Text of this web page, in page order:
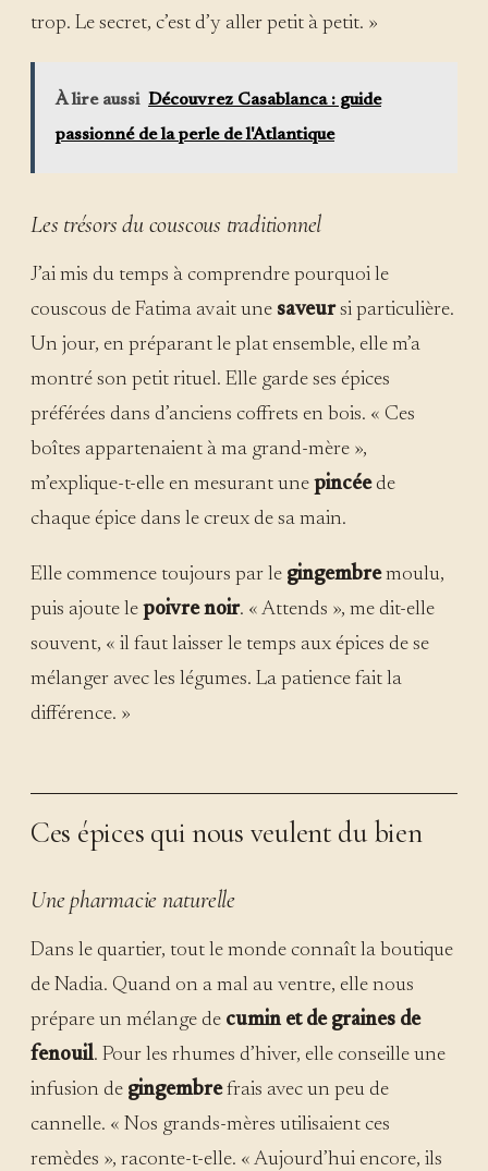
trop. Le secret, c’est d’y aller petit à petit. »
À lire aussi Découvrez Casablanca : guide
passionné de la perle de l'Atlantique
Les trésors du couscous traditionnel
J’ai mis du temps à comprendre pourquoi le
couscous de Fatima avait une saveursi particulière.
Un jour, en préparant le plat ensemble, elle m’a
montré son petit rituel. Elle garde ses épices
préférées dans d’anciens coffrets en bois. « Ces
boîtes appartenaient à ma grand-mère »,
m’explique-t-elle en mesurant une pincée de
chaque épice dans le creux de sa main.
Elle commence toujours par le gingembremoulu,
puis ajoute le poivre noir. « Attends », me dit-elle
souvent, « il faut laisser le temps aux épices de se
mélanger avec les légumes. La patience fait la
différence. »
Ces épices qui nous veulent du bien
Une pharmacie naturelle
Dans le quartier, tout le monde connaît la boutique
de Nadia. Quand on a mal au ventre, elle nous
prépare un mélange de cumin et de graines de
fenouil. Pour les rhumes d’hiver, elle conseille une
infusion de gingembrefrais avec un peu de
cannelle. « Nos grands-mères utilisaient ces
remèdes », raconte-t-elle. « Aujourd’hui encore, ils